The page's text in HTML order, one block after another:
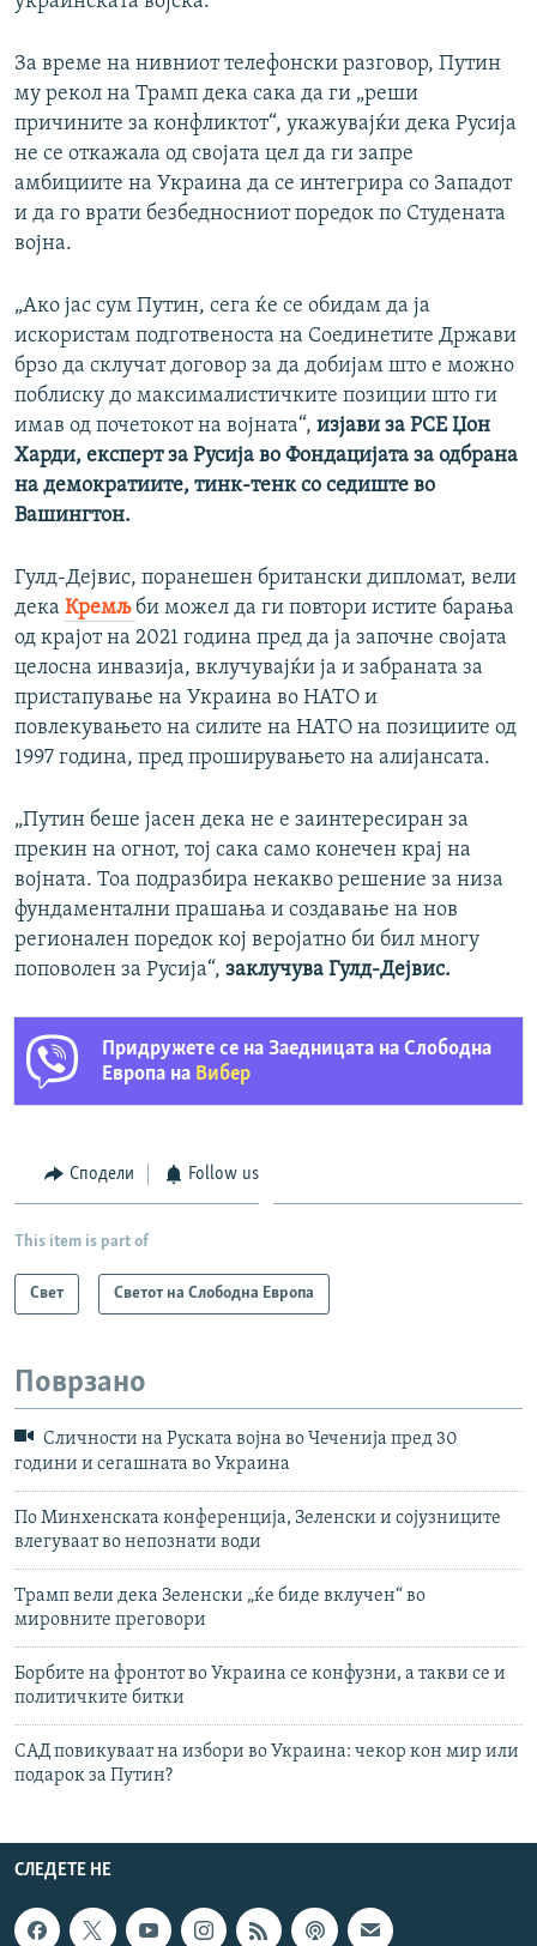
За време на нивниот телефонски разговор, Путин
му рекол на Трамп дека сака да ги „реши
причините за конфликтот“, укажувајќи дека Русија
не се откажала од својата цел да ги запре
амбициите на Украина да се интегрира со Западот
и да го врати безбедносниот поредок по Студената
војна.
„Ако јас сум Путин, сега ќе се обидам да ја
искористам подготвеноста на Соединетите Држави
брзо да склучат договор за да добијам што е можно
поблиску до максималистичките позиции што ги
имав од почетокот на војната“, изјави за РСЕ Џон
Харди, експерт за Русија во Фондацијата за одбрана
на демократиите, тинк-тенк со седиште во
Вашингтон.
Гулд-Дејвис, поранешен британски дипломат, вели
дека Кремљ би можел да ги повтори истите барања
од крајот на 2021 година пред да ја започне својата
целосна инвазија, вклучувајќи ја и забраната за
пристапување на Украина во НАТО и
повлекувањето на силите на НАТО на позициите од
1997 година, пред проширувањето на алијансата.
„Путин беше јасен дека не е заинтересиран за
прекин на огнот, тој сака само конечен крај на
војната. Тоа подразбира некакво решение за низа
фундаментални прашања и создавање на нов
регионален поредок кој веројатно би бил многу
поповолен за Русија“, заклучува Гулд-Дејвис.
Придружете се на Заедницата на Слободна
Европа на Вибер
Сподели Follow us
This item is part of
Свет Светот на Слободна Европа
Поврзано
Сличности на Руската војна во Чеченија пред 30
години и сегашната во Украина
По Минхенската конференција, Зеленски и сојузниците
влегуваат во непознати води
Трамп вели дека Зеленски „ќе биде вклучен“ во
мировните преговори
Борбите на фронтот во Украина се конфузни, а такви се и
политичките битки
САД повикуваат на избори во Украина: чекор кон мир или
подарок за Путин?
СЛЕДЕТЕ НЕ